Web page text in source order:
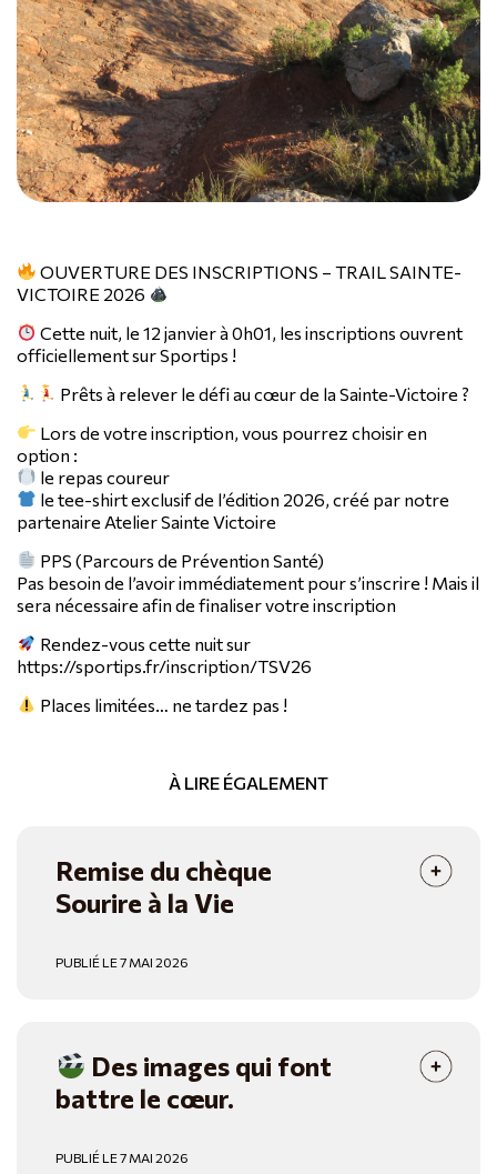
OUVERTURE DES INSCRIPTIONS – TRAIL SAINTE-
VICTOIRE 2026
Cette nuit, le 12 janvier à 0h01, les inscriptions ouvrent
officiellement sur Sportips !
Prêts à relever le défi au cœur de la Sainte-Victoire ?
Lors de votre inscription, vous pourrez choisir en
option :
le repas coureur
le tee-shirt exclusif de l’édition 2026, créé par notre
partenaire Atelier Sainte Victoire
PPS (Parcours de Prévention Santé)
Pas besoin de l’avoir immédiatement pour s’inscrire ! Mais il
sera nécessaire afin de finaliser votre inscription
Rendez-vous cette nuit sur
https://sportips.fr/inscription/TSV26
Places limitées… ne tardez pas !
À LIRE ÉGALEMENT
Remise du chèque
Sourire à la Vie
PUBLIÉ LE 7 MAI 2026
Des images qui font
battre le cœur.
PUBLIÉ LE 7 MAI 2026